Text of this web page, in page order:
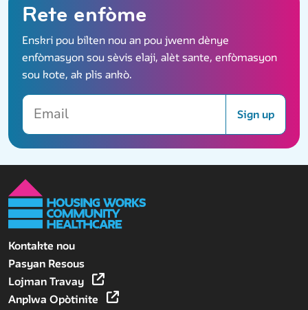
Rete enfòme
Enskri pou bilten nou an pou jwenn dènye
enfòmasyon sou sèvis elaji, alèt sante, enfòmasyon
sou kote, ak plis ankò.
Email
Sign up
Kontakte nou
Pasyan Resous
Lojman Travay
Anplwa Opòtinite